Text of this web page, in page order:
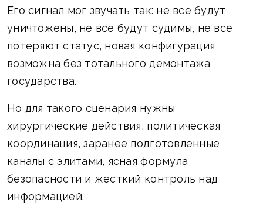
Его сигнал мог звучать так: не все будут
уничтожены, не все будут судимы, не все
потеряют статус, новая конфигурация
возможна без тотального демонтажа
государства.
Но для такого сценария нужны
хирургические действия, политическая
координация, заранее подготовленные
каналы с элитами, ясная формула
безопасности и жесткий контроль над
информацией.